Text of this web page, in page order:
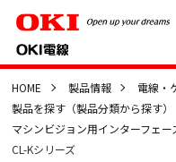
HOME 製品情報
電線・
製品を探す（製品分類から探す）
マシンビジョン用インターフェー
CL-Kシリーズ